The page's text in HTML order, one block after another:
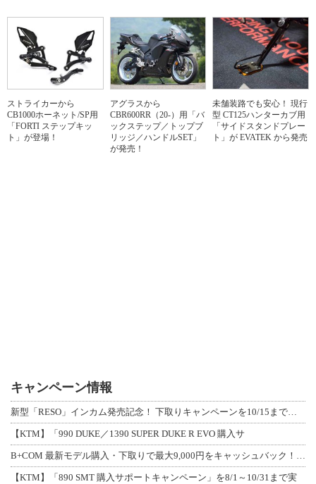
ストライカーから
CB1000ホーネット/SP用
「FORTI ステップキッ
ト」が登場！
アグラスから
CBR600RR（20-）用「バ
ックステップ／トップブ
リッジ／ハンドルSET」
が発売！
未舗装路でも安心！ 現行
型 CT125ハンターカブ用
「サイドスタンドプレー
ト」が EVATEK から発売
キャンペーン情報
新型「RESO」インカム発売記念！ 下取りキャンペーンを10/15まで延長して開
【KTM】「990 DUKE／1390 SUPER DUKE R EVO 購入サ
B+COM 最新モデル購入・下取りで最大9,000円をキャッシュバック！「B+F
【KTM】「890 SMT 購入サポートキャンペーン」を8/1～10/31まで実